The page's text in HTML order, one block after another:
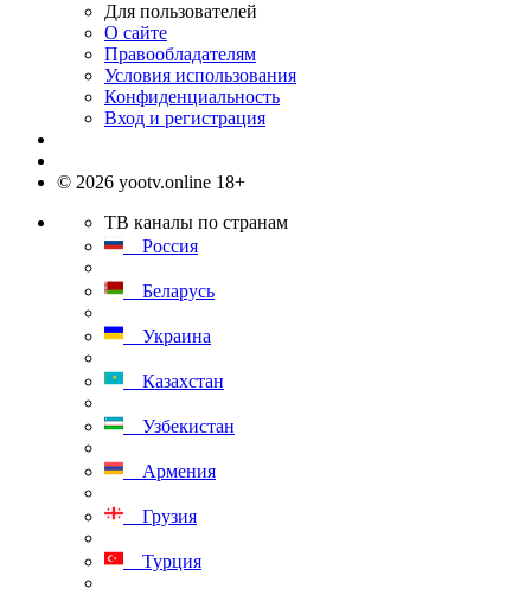
Для пользователей
О сайте
Правообладателям
Условия использования
Конфиденциальность
Вход и регистрация
© 2026 yootv.online 18+
ТВ каналы по странам
Россия
Беларусь
Украина
Казахстан
Узбекистан
Армения
Грузия
Турция